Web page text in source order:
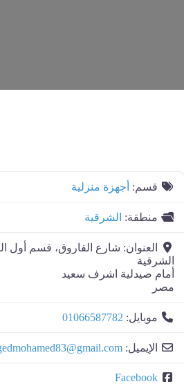
قسم: أجهزة منزلية
منطقة: الشرقية
العنوان: شارع الفاروق، قسم أول
الشرقية
أمام صيدلية اشرف سعيد
مصر
موبايل: 01066587782
الإيميل:
Facebook